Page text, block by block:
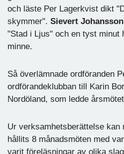
och läste Per Lagerkvist dikt
skymmer". Sievert Johansson
"Stad i Ljus" och en tyst minut
minne.
Så överlämnade ordföranden
ordförandeklubban till Karin
Nordöland, som ledde
Ur verksamhetsberättelse kan
hållits 8 månadsmöten med
varit föreläsningar av olika